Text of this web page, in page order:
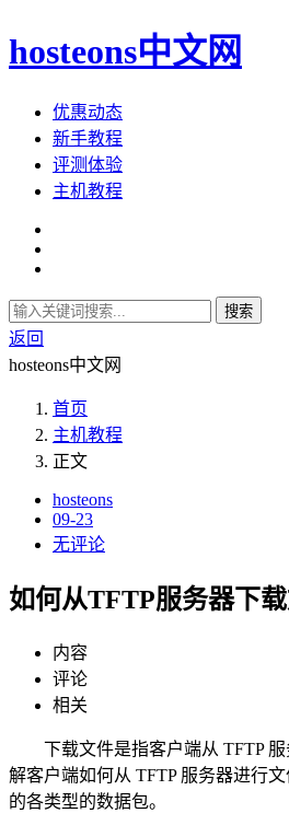
hosteons中文网
优惠动态
新手教程
评测体验
主机教程
搜索
返回
hosteons中文网
首页
主机教程
正文
hosteons
09-23
无评论
如何从TFTP服务器下载
内容
评论
相关
下载文件是指客户端从 TFTP
解客户端如何从 TFTP 服务器进行
的各类型的数据包。